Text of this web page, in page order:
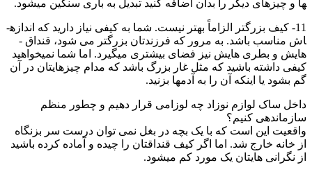
ها و چیز­های دیگر را بدان اضافه کنید تبدیل به باری سنگین می­شود.
11- کیف بزرگتر الزاماً بهتر نیست. شما به کیفی نیاز دارید که اندازه­
اش مناسب باشد. به مرور که فرزندتان بزرگتر می­ شود، قنداق ­
هایش و بطری­ هایش نیز فضای بیشتری می­گیرد. اما شما نمی­خواهید
کیفی داشته باشید که مثل غار بزرگ باشد که مدام چیزهایتان در آن
گم بشود یا اینکه آن را به آدمها بزنید.
داخل ساک لوازم نوزاد چه لوزامی قرار دهیم و چطور منظم
سازماندهی کنیم؟
واقعیت این است که با یک بچه در بغل نمی­ توان درست سر بزنگاه
از خانه خارج شد. اما اگر کیف قنداقتان را چیده و آماده کرده باشید
از نگرانی­ هایتان یک مورد کم می­شود.